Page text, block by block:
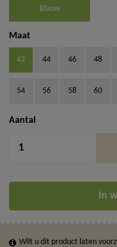
Blauw
Maat
42 44 46 48
54 56 58 60
Aantal
In
Wilt u dit product laten